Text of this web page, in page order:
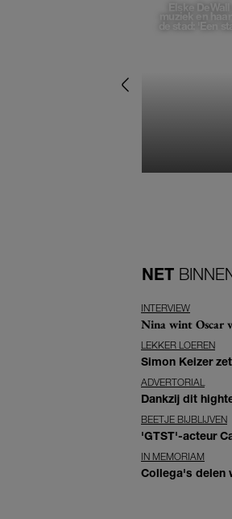
Elske DeWall
muziek en
de stad: 'Een
NET
INTERVIEW
Nina wint Oscar
LEKKER LOEREN
Simon Keizer
ADVERTORIAL
Dankzij dit
BEETJE BIJBLIJVEN
'GTST'-acteur
IN MEMORIAM
Collega's delen